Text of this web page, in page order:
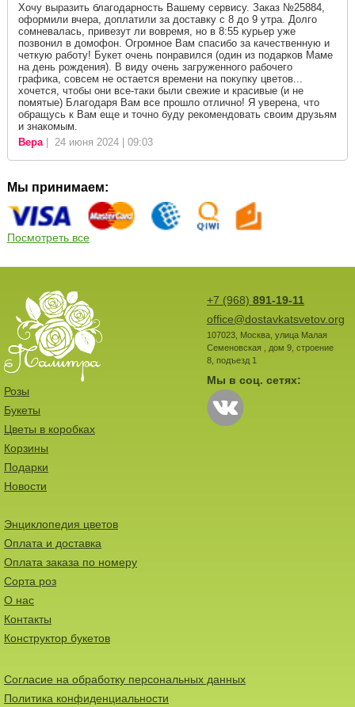
Хочу выразить благодарность Вашему сервису. Заказ №25884,
оформили вчера, доплатили за доставку с 8 до 9 утра. Долго
сомневалась, привезут ли вовремя, но в 8:55 курьер уже
позвонил в домофон. Огромное Вам спасибо за качественную и
четкую работу! Букет очень понравился (один из подарков Маме
на день рождения). В виду очень загруженного рабочего
графика, совсем не остается времени на покупку цветов...
хочется, чтобы они все-таки были свежие и красивые (и не
помятые) Благодаря Вам все прошло отлично! Я уверена, что
обращусь к Вам еще и точно буду рекомендовать своим друзьям
и знакомым.
Вера| 24 июня 2024 | 09:03
Мы принимаем:
Посмотреть все
+7 (968) 891-19-11
office@dostavkatsvetov.org
107023, Москва, улица Малая
Семеновская , дом 9, строение
8, подъезд 1
Мы в соц. сетях:
Розы
Букеты
Цветы в коробках
Корзины
Подарки
Новости
Энциклопедия цветов
Оплата и доставка
Оплата заказа по номеру
Сорта роз
О нас
Контакты
Конструктор букетов
Согласие на обработку персональных данных
Политика конфиденциальности